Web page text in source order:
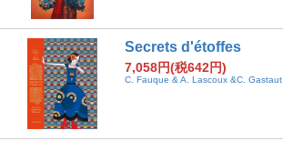
Secrets d'étoffes
7,058円(税642円)
C. Fauque & A. Lascoux &C. Gastaut